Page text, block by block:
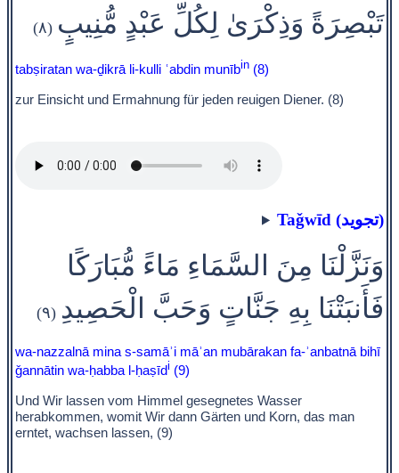
تَبْصِرَةً وَذِكْرَىٰ لِكُلِّ عَبْدٍ مُّنِيبٍ (٨)
tabṣiratan wa-ḏikrā li-kulli ʿabdin munībin (8)
zur Einsicht und Ermahnung für jeden reuigen Diener. (8)
Taǧwīd (تجويد)
وَنَزَّلْنَا مِنَ السَّمَاءِ مَاءً مُّبَارَكًا
فَأَنبَتْنَا بِهِ جَنَّاتٍ وَحَبَّ الْحَصِيدِ (٩)
wa-nazzalnā mina s-samāʾi māʾan mubārakan fa-ʾanbatnā bihī
ǧannātin wa-ḥabba l-ḥaṣīdi (9)
Und Wir lassen vom Himmel gesegnetes Wasser
herabkommen, womit Wir dann Gärten und Korn, das man
erntet, wachsen lassen, (9)